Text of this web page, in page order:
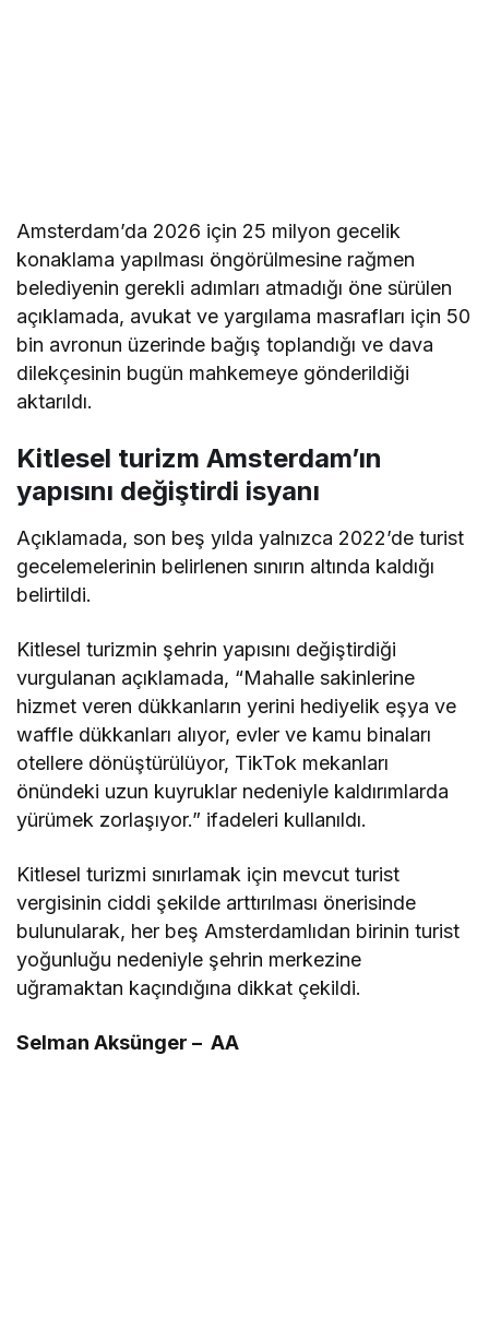
Amsterdam’da 2026 için 25 milyon gecelik
konaklama yapılması öngörülmesine rağmen
belediyenin gerekli adımları atmadığı öne sürülen
açıklamada, avukat ve yargılama masrafları için 50
bin avronun üzerinde bağış toplandığı ve dava
dilekçesinin bugün mahkemeye gönderildiği
aktarıldı.
Kitlesel turizm Amsterdam’ın
yapısını değiştirdi isyanı
Açıklamada, son beş yılda yalnızca 2022’de turist
gecelemelerinin belirlenen sınırın altında kaldığı
belirtildi.
Kitlesel turizmin şehrin yapısını değiştirdiği
vurgulanan açıklamada, “Mahalle sakinlerine
hizmet veren dükkanların yerini hediyelik eşya ve
waffle dükkanları alıyor, evler ve kamu binaları
otellere dönüştürülüyor, TikTok mekanları
önündeki uzun kuyruklar nedeniyle kaldırımlarda
yürümek zorlaşıyor.” ifadeleri kullanıldı.
Kitlesel turizmi sınırlamak için mevcut turist
vergisinin ciddi şekilde arttırılması önerisinde
bulunularak, her beş Amsterdamlıdan birinin turist
yoğunluğu nedeniyle şehrin merkezine
uğramaktan kaçındığına dikkat çekildi.
Selman Aksünger – AA